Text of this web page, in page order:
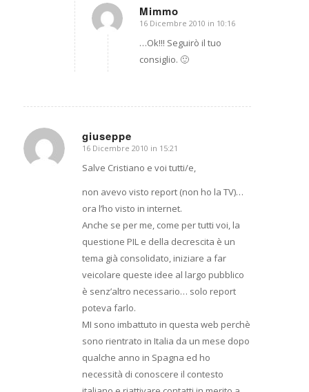
Mimmo
dice:
16 Dicembre 2010 in 10:16
…Ok!!! Seguirò il tuo
consiglio. 🙂
giuseppe
dice:
16 Dicembre 2010 in 15:21
Salve Cristiano e voi tutti/e,
non avevo visto report (non ho la TV)…
ora l’ho visto in internet.
Anche se per me, come per tutti voi, la
questione PIL e della decrescita è un
tema già consolidato, iniziare a far
veicolare queste idee al largo pubblico
è senz’altro necessario… solo report
poteva farlo.
MI sono imbattuto in questa web perchè
sono rientrato in Italia da un mese dopo
qualche anno in Spagna ed ho
necessità di conoscere il contesto